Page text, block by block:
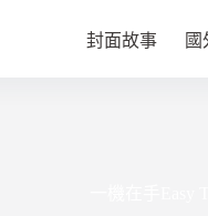
封面故事 國